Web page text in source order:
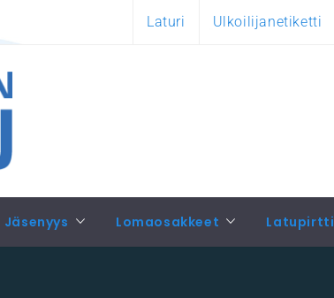
Laturi Ulkoilijanetiketti
Jäsenyys Lomaosakkeet Latupirtti